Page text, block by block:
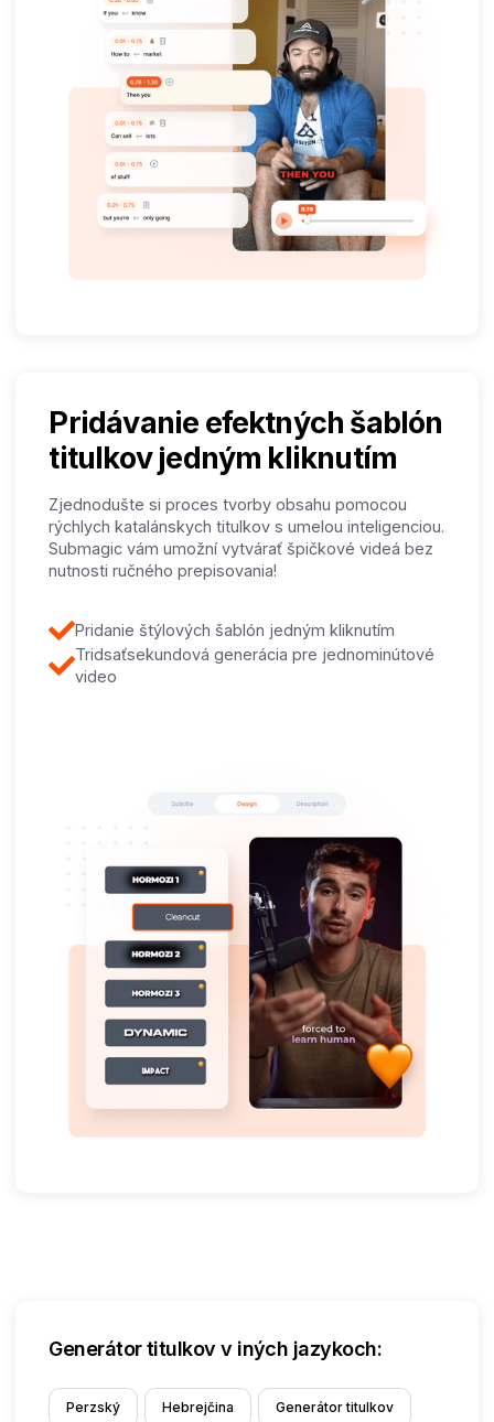
Pridávanie efektných šablón
titulkov jedným kliknutím
Zjednodušte si proces tvorby obsahu pomocou
rýchlych katalánskych titulkov s umelou inteligenciou.
Submagic vám umožní vytvárať špičkové videá bez
nutnosti ručného prepisovania!
Pridanie štýlových šablón jedným kliknutím
Tridsaťsekundová generácia pre jednominútové
video
Generátor titulkov v iných jazykoch:
Perzský Hebrejčina Generátor titulkov